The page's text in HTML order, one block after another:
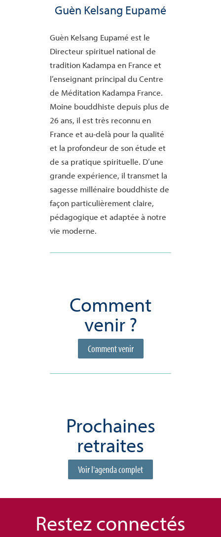
Guèn Kelsang Eupamé
Guèn Kelsang Eupamé est le
Directeur spirituel national de
tradition Kadampa en France et
l’enseignant principal du Centre
de Méditation Kadampa France.
Moine bouddhiste depuis plus de
26 ans, il est très reconnu en
France et au-delà pour la qualité
et la profondeur de son étude et
de sa pratique spirituelle. D’une
grande expérience, il transmet la
sagesse millénaire bouddhiste de
façon particulièrement claire,
pédagogique et adaptée à notre
vie moderne.
Comment
venir ?
Comment venir
Prochaines
retraites
Voir l'agenda complet
Restez connectés